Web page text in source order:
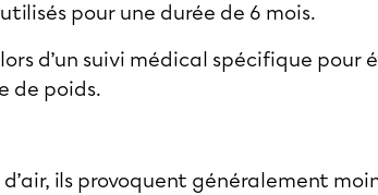
pour une durée de 6 mois.
d’un suivi médical spécifique pour
de poids.
ils provoquent généralement